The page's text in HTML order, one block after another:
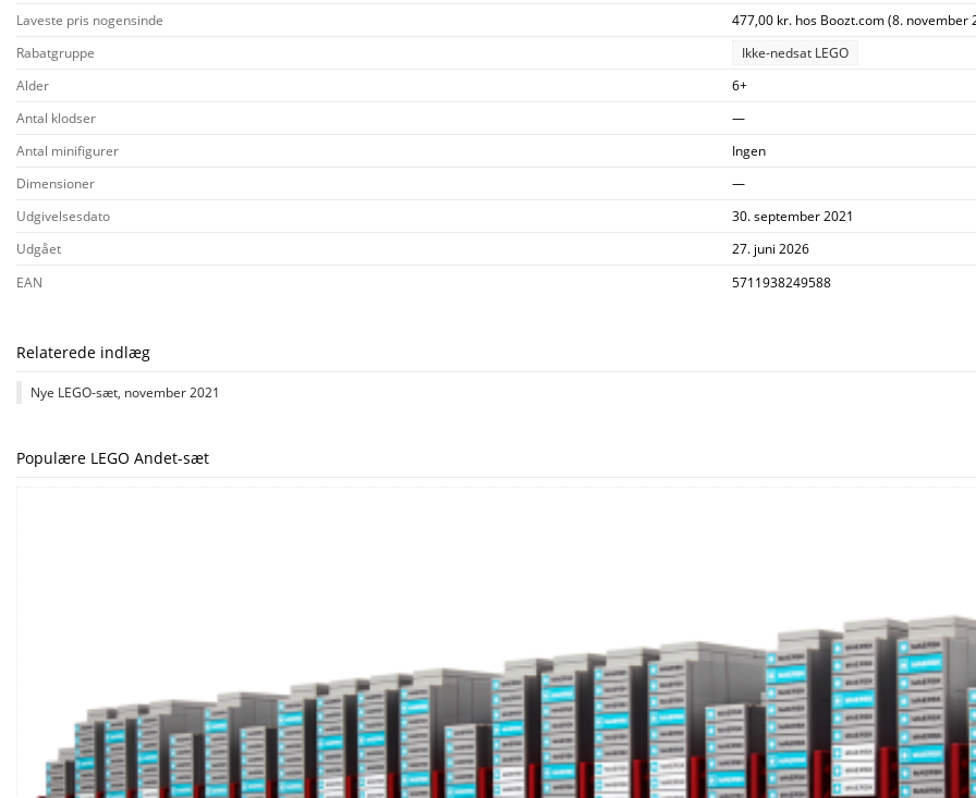
Laveste pris nogensinde
477,00 kr. hos Boozt.com (8. november
Rabatgruppe
Ikke-nedsat LEGO
Alder
6+
Antal klodser
—
Antal minifigurer
Ingen
Dimensioner
—
Udgivelsesdato
30. september 2021
Udgået
27. juni 2026
EAN
5711938249588
Relaterede indlæg
Nye LEGO-sæt, november 2021
Populære LEGO Andet-sæt